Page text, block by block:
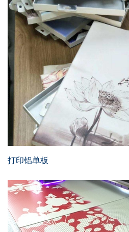
留言信息
打印铝单板